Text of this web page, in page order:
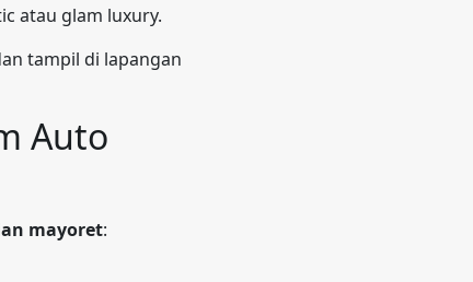
atau glam luxury.
tampil di lapangan
Auto
mayoret: